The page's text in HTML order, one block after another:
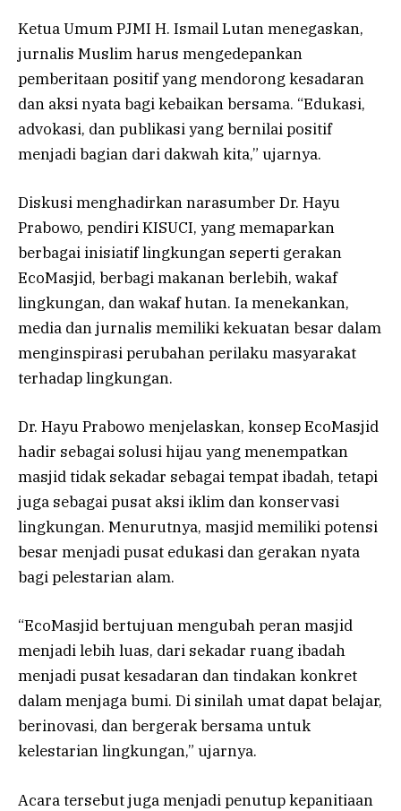
Ketua Umum PJMI H. Ismail Lutan menegaskan,
jurnalis Muslim harus mengedepankan
pemberitaan positif yang mendorong kesadaran
dan aksi nyata bagi kebaikan bersama. “Edukasi,
advokasi, dan publikasi yang bernilai positif
menjadi bagian dari dakwah kita,” ujarnya.
Diskusi menghadirkan narasumber Dr. Hayu
Prabowo, pendiri KISUCI, yang memaparkan
berbagai inisiatif lingkungan seperti gerakan
EcoMasjid, berbagi makanan berlebih, wakaf
lingkungan, dan wakaf hutan. Ia menekankan,
media dan jurnalis memiliki kekuatan besar dalam
menginspirasi perubahan perilaku masyarakat
terhadap lingkungan.
Dr. Hayu Prabowo menjelaskan, konsep EcoMasjid
hadir sebagai solusi hijau yang menempatkan
masjid tidak sekadar sebagai tempat ibadah, tetapi
juga sebagai pusat aksi iklim dan konservasi
lingkungan. Menurutnya, masjid memiliki potensi
besar menjadi pusat edukasi dan gerakan nyata
bagi pelestarian alam.
“EcoMasjid bertujuan mengubah peran masjid
menjadi lebih luas, dari sekadar ruang ibadah
menjadi pusat kesadaran dan tindakan konkret
dalam menjaga bumi. Di sinilah umat dapat belajar,
berinovasi, dan bergerak bersama untuk
kelestarian lingkungan,” ujarnya.
Acara tersebut juga menjadi penutup kepanitiaan